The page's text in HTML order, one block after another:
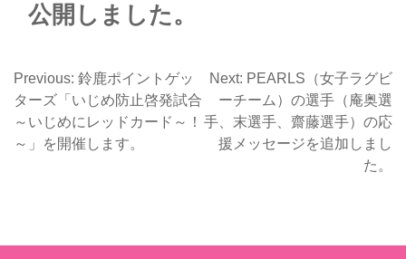
公開しました。
投
稿
ナ
Previous: 鈴鹿ポイントゲッ
ターズ「いじめ防止啓発試合
～いじめにレッドカード～！
～」を開催します。
Next: PEARLS（女子ラグビ
ーチーム）の選手（庵奥選
手、末選手、齋藤選手）の応
援メッセージを追加しまし
た。